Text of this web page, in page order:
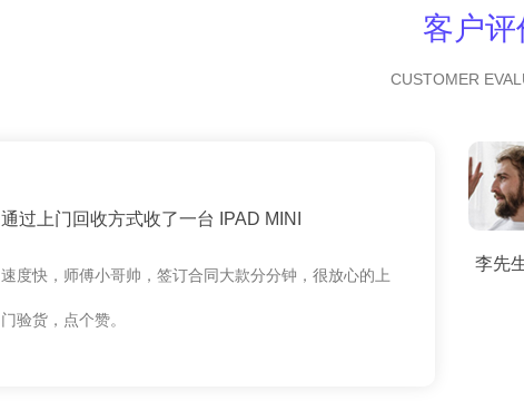
客户评
CUSTOMER
通过上门回收方式收了一台 IPAD MINI
速度快，师傅小哥帅，签订合同大款分分钟，很放心的上
门验货，点个赞。
李先